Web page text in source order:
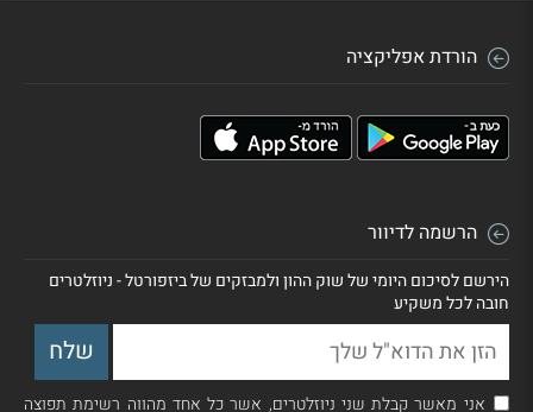
הורדת אפליקציה
הרשמה לדיוור
הירשם לסיכום היומי של שוק ההון ולמבזקים של ביזפורטל - ניוזלטרים
חובה לכל משקיע
אני מאשר קבלת שני ניוזלטרים, אשר כל אחד מהווה רשימת תפוצה